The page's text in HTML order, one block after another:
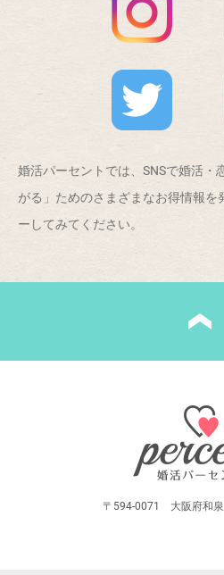
婚活パーセントでは、SNSで婚活・
がる」ためのさまざまなお得情報を
ーしてみてください。
〒594-0071 大阪府和泉